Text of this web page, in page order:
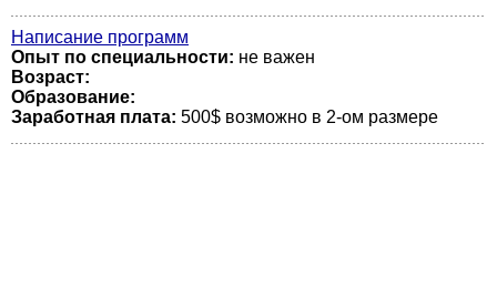
Написание программ
Опыт по специальности: не важен
Возраст:
Образование:
Заработная плата: 500$ возможно в 2-ом размере